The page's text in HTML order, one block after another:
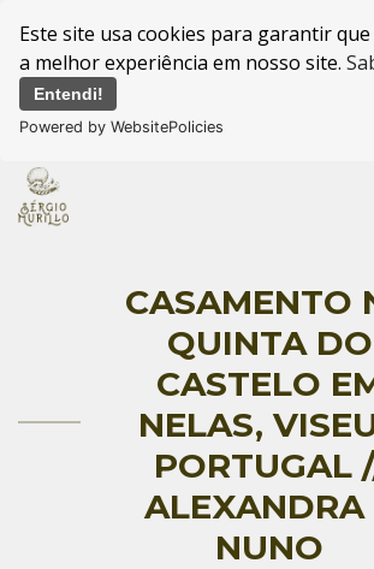
Este site usa cookies para garantir
a melhor experiência em nosso site.
Entendi!
Powered by WebsitePolicies
CASAMENTO
QUINTA DO
CASTELO
NELAS,
PORTUGAL
ALEXANDRA
NUNO